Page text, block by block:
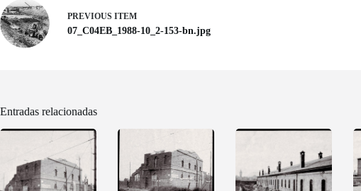
PREVIOUS ITEM
07_C04EB_1988-10_2-153-bn.jpg
Entradas relacionadas